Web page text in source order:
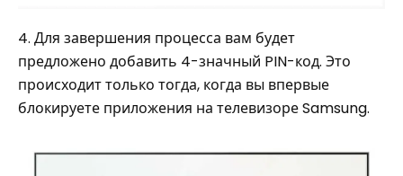
4. Для завершения процесса вам будет
предложено добавить 4-значный PIN-код. Это
происходит только тогда, когда вы впервые
блокируете приложения на телевизоре Samsung.